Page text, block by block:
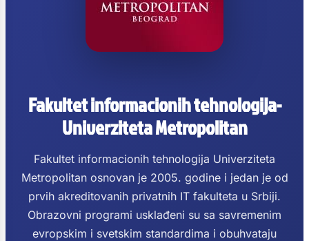
Fakultet informacionih tehnologija-
Univerziteta Metropolitan
Fakultet informacionih tehnologija Univerziteta
Metropolitan osnovan je 2005. godine i jedan je od
prvih akreditovanih privatnih IT fakulteta u Srbiji.
Obrazovni programi usklađeni su sa savremenim
evropskim i svetskim standardima i obuhvataju